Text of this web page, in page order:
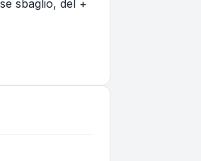
sbaglio, del +